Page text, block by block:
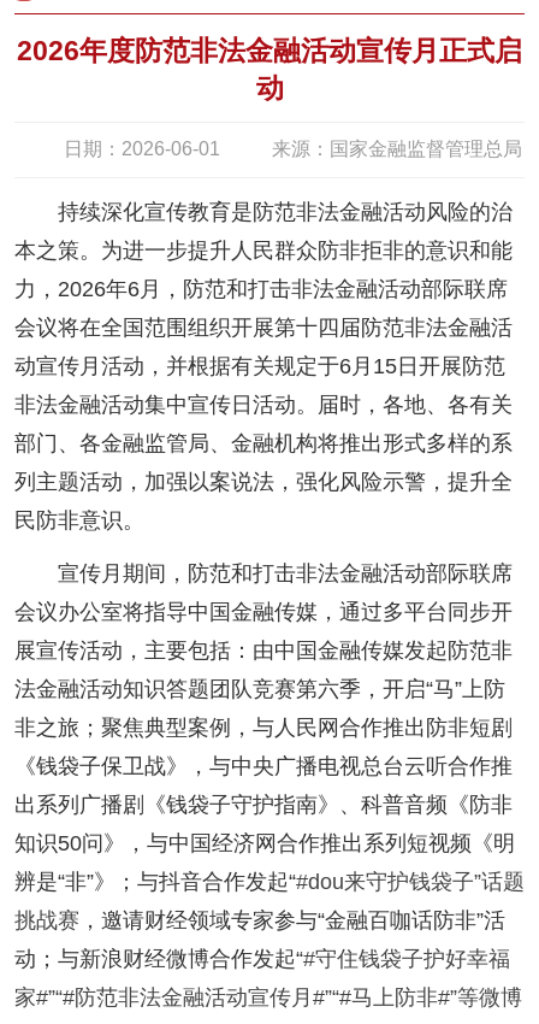
2026年度防范非法金融活动宣传月正式启
动
日期：2026-06-01 来源：国家金融监督管理总局
持续深化宣传教育是防范非法金融活动风险的治
本之策。为进一步提升人民群众防非拒非的意识和能
力，2026年6月，防范和打击非法金融活动部际联席
会议将在全国范围组织开展第十四届防范非法金融活
动宣传月活动，并根据有关规定于6月15日开展防范
非法金融活动集中宣传日活动。届时，各地、各有关
部门、各金融监管局、金融机构将推出形式多样的系
列主题活动，加强以案说法，强化风险示警，提升全
民防非意识。
宣传月期间，防范和打击非法金融活动部际联席
会议办公室将指导中国金融传媒，通过多平台同步开
展宣传活动，主要包括： 由中国金融传媒发起防范非
法金融活动知识答题团队竞赛第六季，开启“马”上防
非之旅；聚焦典型案例，与人民网合作推出防非短剧
《钱袋子保卫战》，与中央广播电视总台云听合作推
出系列广播剧《钱袋子守护指南》、科普音频《防非
知识50问》，与中国经济网合作推出系列短视频《明
辨是“非”》；与抖音合作发起“#dou来守护钱袋子”话题
挑战赛 ，邀请财经领域专家参与“金融百咖话防非”活
动；与新浪财经微博合作发起“#守住钱袋子护好幸福
家#”“#防范非法金融活动宣传月 #”“#马上防非#”等微博